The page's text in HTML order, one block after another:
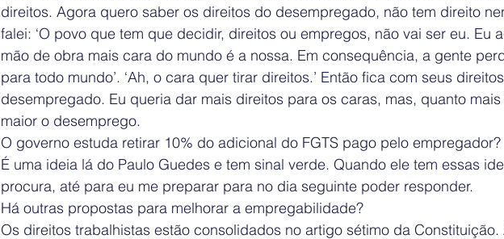
direitos. Agora quero saber os direitos do desempregado, não tem direito
falei: ‘O povo que tem que decidir, direitos ou empregos, não vai ser eu. Eu
mão de obra mais cara do mundo é a nossa. Em consequência, a gente
para todo mundo’. ‘Ah, o cara quer tirar direitos.’ Então fica com seus
desempregado. Eu queria dar mais direitos para os caras, mas, quanto
maior o desemprego.
O governo estuda retirar 10% do adicional do FGTS pago pelo empregador?
É uma ideia lá do Paulo Guedes e tem sinal verde. Quando ele tem essas
procura, até para eu me preparar para no dia seguinte poder responder.
Há outras propostas para melhorar a empregabilidade?
Os direitos trabalhistas estão consolidados no artigo sétimo da